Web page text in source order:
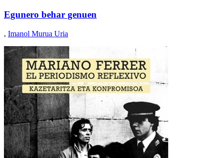
Egunero behar genuen
, Imanol Murua Uria